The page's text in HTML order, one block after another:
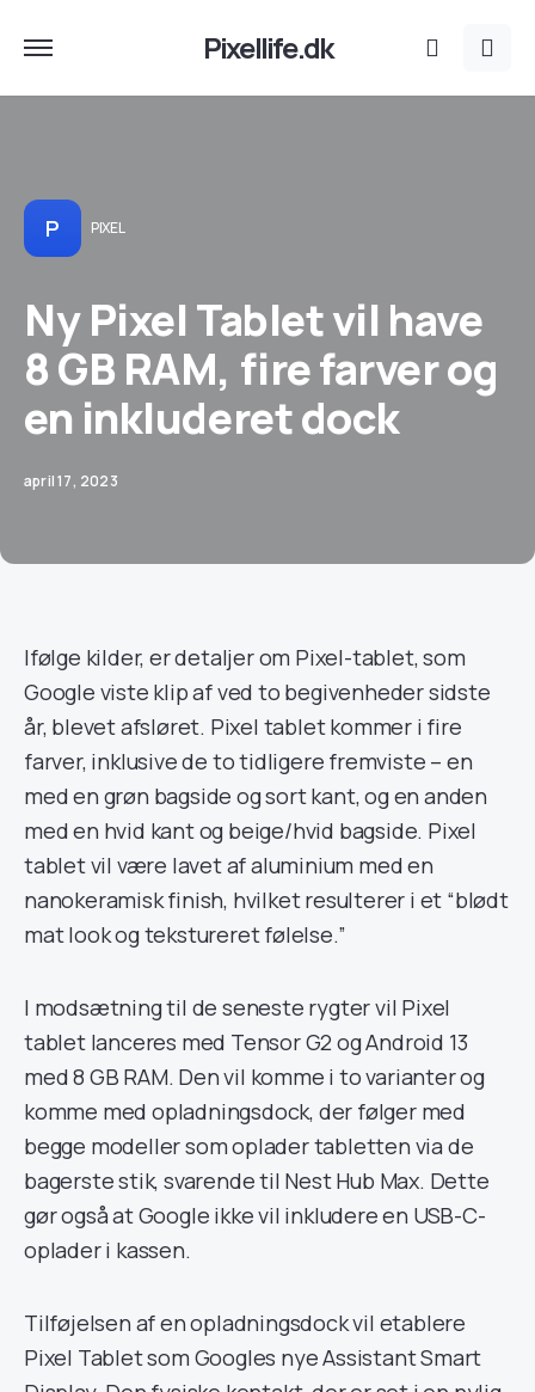
Pixellife.dk
P PIXEL
Ny Pixel Tablet vil have
8 GB RAM, fire farver og
en inkluderet dock
april 17, 2023
Ifølge kilder, er detaljer om Pixel-tablet, som
Google viste klip af ved to begivenheder sidste
år, blevet afsløret. Pixel tablet kommer i fire
farver, inklusive de to tidligere fremviste – en
med en grøn bagside og sort kant, og en anden
med en hvid kant og beige/hvid bagside. Pixel
tablet vil være lavet af aluminium med en
nanokeramisk finish, hvilket resulterer i et “blødt
mat look og tekstureret følelse.”
I modsætning til de seneste rygter vil Pixel
tablet lanceres med Tensor G2 og Android 13
med 8 GB RAM. Den vil komme i to varianter og
komme med opladningsdock, der følger med
begge modeller som oplader tabletten via de
bagerste stik, svarende til Nest Hub Max. Dette
gør også at Google ikke vil inkludere en USB-C-
oplader i kassen.
Tilføjelsen af ​​en opladningsdock vil etablere
Pixel Tablet som Googles nye Assistant Smart